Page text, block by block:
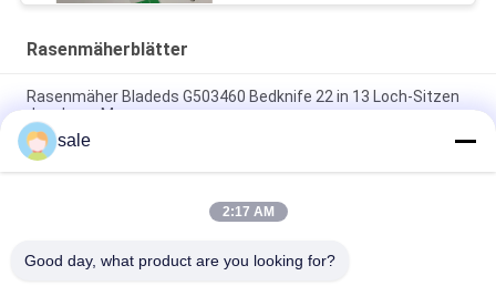
Rasenmäherblätter
Rasenmäher Bladeds G503460 Bedknife 22 in 13 Loch-Sitzen
Jacobsen Mower
Rasenmäher Wldmt - Zylinder RHD, 26" 7 Messer
GMBF0325B.07 passt zur Jacobsen F305-F407-Serie
Rasenmäher Klinge, 26.62 ̊ Combo G4163101 Fits Jacobsen
sale
2:17 AM
Good day, what product are you looking for?